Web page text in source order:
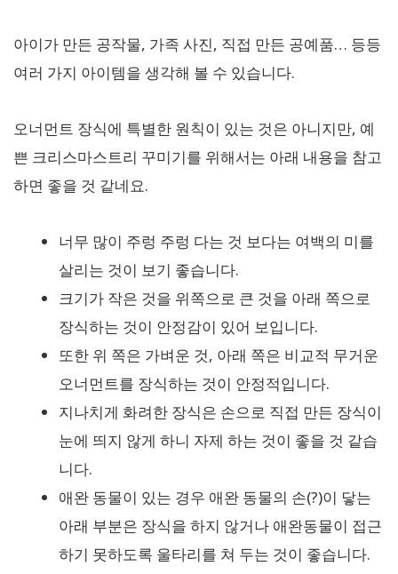
아이가 만든 공작물, 가족 사진, 직접 만든 공예품… 등등
여러 가지 아이템을 생각해 볼 수 있습니다.
오너먼트 장식에 특별한 원칙이 있는 것은 아니지만, 예
쁜 크리스마스트리 꾸미기를 위해서는 아래 내용을 참고
하면 좋을 것 같네요.
너무 많이 주렁 주렁 다는 것 보다는 여백의 미를
살리는 것이 보기 좋습니다.
크기가 작은 것을 위쪽으로 큰 것을 아래 쪽으로
장식하는 것이 안정감이 있어 보입니다.
또한 위 쪽은 가벼운 것, 아래 쪽은 비교적 무거운
오너먼트를 장식하는 것이 안정적입니다.
지나치게 화려한 장식은 손으로 직접 만든 장식이
눈에 띄지 않게 하니 자제 하는 것이 좋을 것 같습
니다.
애완 동물이 있는 경우 애완 동물의 손(?)이 닿는
아래 부분은 장식을 하지 않거나 애완동물이 접근
하기 못하도록 울타리를 쳐 두는 것이 좋습니다.